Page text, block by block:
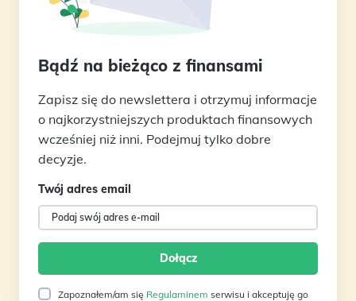
Bądź na bieżąco z finansami
Zapisz się do newslettera i otrzymuj informacje
o najkorzystniejszych produktach finansowych
wcześniej niż inni. Podejmuj tylko dobre
decyzje.
Twój adres email
Zapoznałem/am się Regulaminem serwisu i akceptuję go